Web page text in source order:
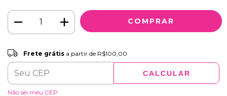
Frete grátis R$100,00
Entregas para o CEP: ALTERAR CEP
Frete grátisa partir de R$100,00
CALCULAR
Não sei meu CEP